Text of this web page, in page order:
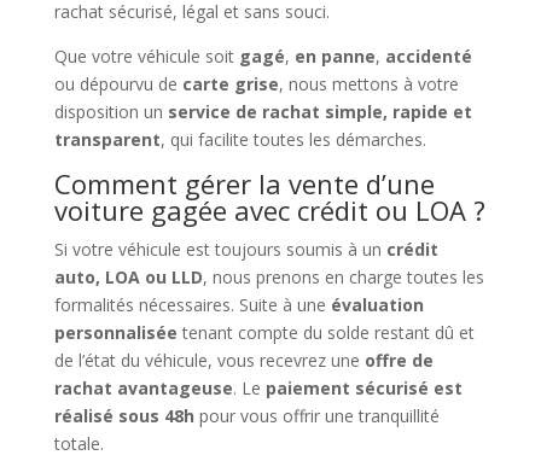
rachat sécurisé, légal et sans souci.
Que votre véhicule soit gagé, en panne, accidenté
ou dépourvu de carte grise, nous mettons à votre
disposition un service de rachat simple, rapide et
transparent, qui facilite toutes les démarches.
Comment gérer la vente d’une
voiture gagée avec crédit ou LOA ?
Si votre véhicule est toujours soumis à un crédit
auto, LOA ou LLD, nous prenons en charge toutes les
formalités nécessaires. Suite à une évaluation
personnalisée tenant compte du solde restant dû et
de l’état du véhicule, vous recevrez une offre de
rachat avantageuse. Le paiement sécurisé est
réalisé sous 48h pour vous offrir une tranquillité
totale.